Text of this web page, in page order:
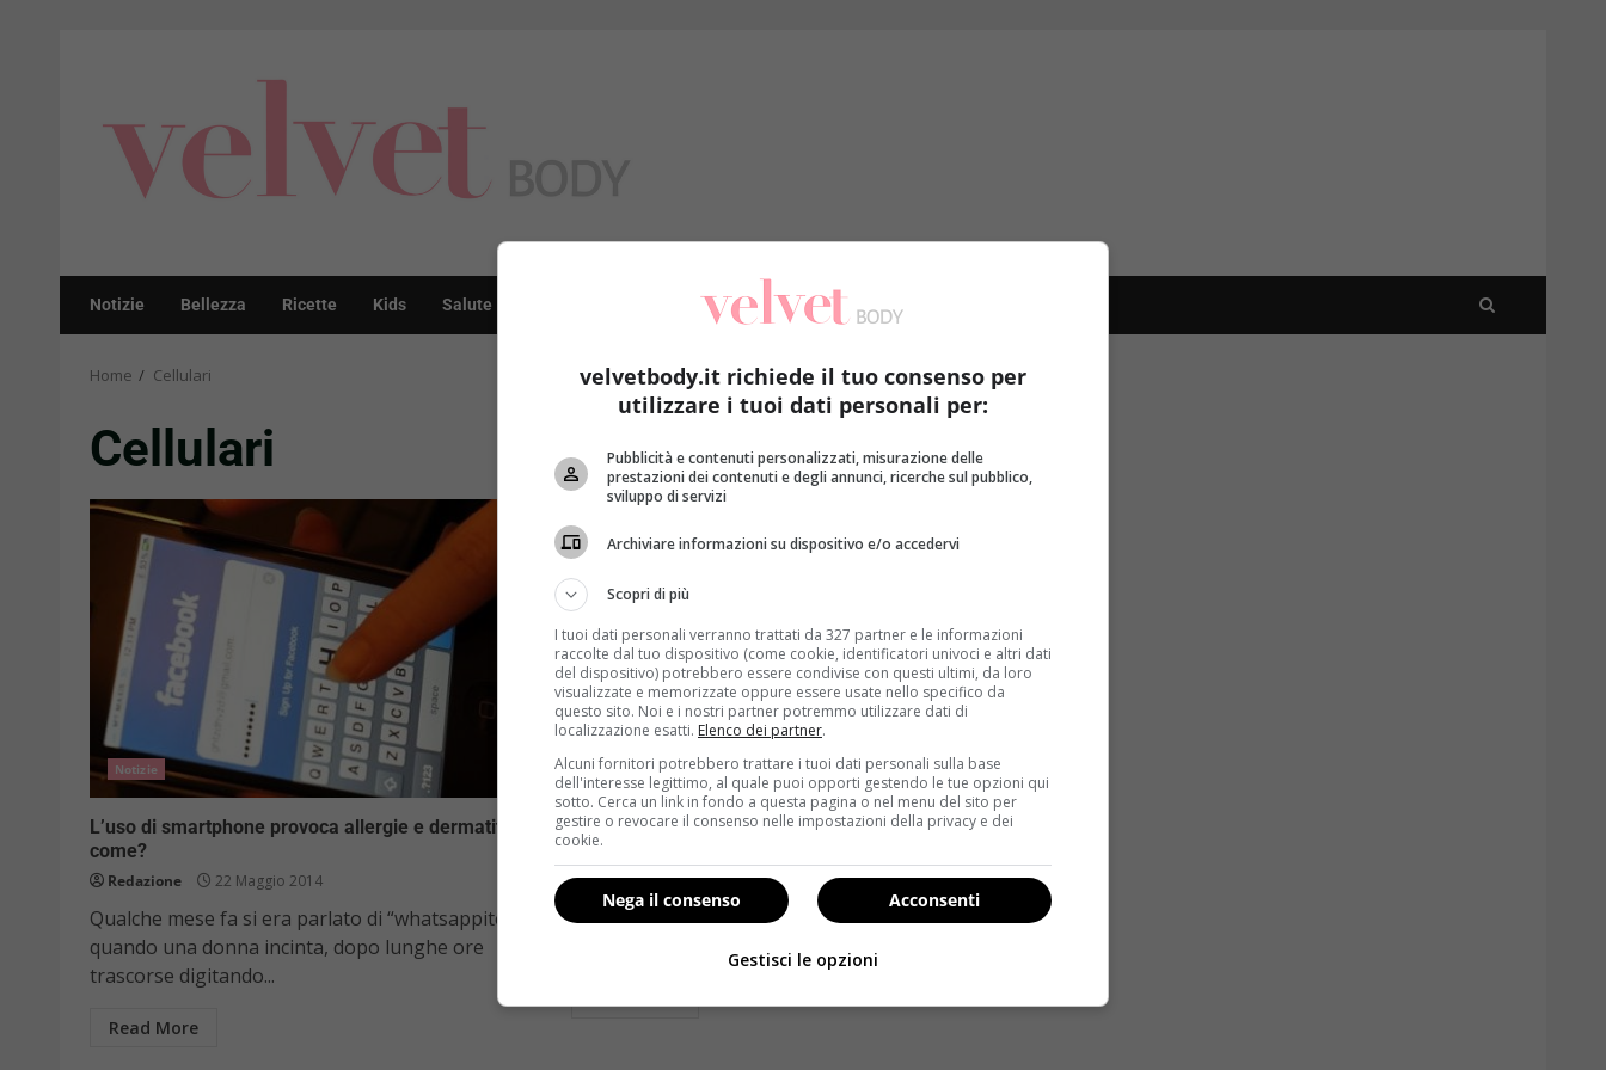
Notizie Bellezza Ricette Kids Salute
Home Cellulari
Cellulari
Notizie
L’uso di smartphone provoca allergie e dermatiti:
come?
Redazione 22 Maggio 2014
Qualche mese fa si era parlato di “whatsappite“,
quando una donna incinta, dopo lunghe ore
trascorse digitando...
Read More
Salute
Salute: il cellulare fa male alla bocca. Ecco le
conseguenze
Redazione 31 Luglio 2013
Il cellulare fa male? Causa danni al dna e sviluppa
tumori? Secondo uno studio della Sackler Faculty...
velvetbody.it richiede il tuo consenso per
utilizzare i tuoi dati personali per:
Pubblicità e contenuti personalizzati, misurazione delle
prestazioni dei contenuti e degli annunci, ricerche sul pubblico,
sviluppo di servizi
Archiviare informazioni su dispositivo e/o accedervi
Scopri di più
I tuoi dati personali verranno trattati da 327 partner e le informazioni
raccolte dal tuo dispositivo (come cookie, identificatori univoci e altri dati
del dispositivo) potrebbero essere condivise con questi ultimi, da loro
visualizzate e memorizzate oppure essere usate nello specifico da
questo sito. Noi e i nostri partner potremmo utilizzare dati di
localizzazione esatti. Elenco dei partner.
Alcuni fornitori potrebbero trattare i tuoi dati personali sulla base
dell'interesse legittimo, al quale puoi opporti gestendo le tue opzioni qui
sotto. Cerca un link in fondo a questa pagina o nel menu del sito per
gestire o revocare il consenso nelle impostazioni della privacy e dei
cookie.
Acconsenti
Nega il consenso
Gestisci le opzioni